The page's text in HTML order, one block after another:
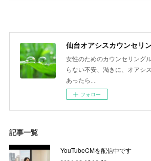
仙台オアシスカウンセリ
女性のためのカウンセリン
らない不安、渇きに、オアシ
あったら‥‥
フォロー
記事一覧
YouTubeCMを配信中です